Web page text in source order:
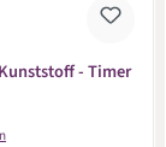
- Timer